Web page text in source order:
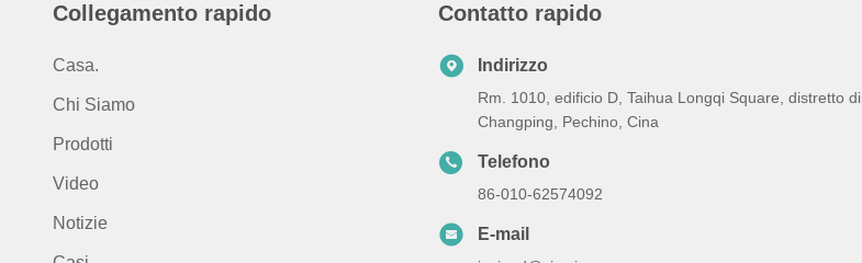
Collegamento rapido
Casa.
Chi Siamo
Prodotti
Video
Notizie
Contatto rapido
Indirizzo
Rm. 1010, edificio D, Taihua Longqi Square, distretto di
Changping, Pechino, Cina
Telefono
86-010-62574092
E-mail